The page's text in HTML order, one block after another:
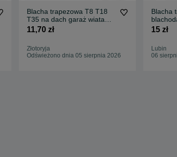
Blacha trapezowa T8 T18
T35 na dach garaż wiata
DOSTAWA CAŁY KRAJ
11,70 zł
Złotoryja
Odświeżono dnia 05 sierpnia 2026
Blacha
15 zł
Lubin
06